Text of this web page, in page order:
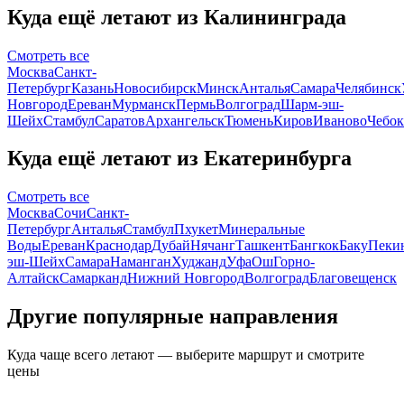
Куда ещё летают из Калининграда
Смотреть все
МоскваСанкт-
ПетербургКазаньНовосибирскМинскАнтальяСамараЧелябинск
НовгородЕреванМурманскПермьВолгоградШарм-эш-
ШейхСтамбулСаратовАрхангельскТюменьКировИваново
Куда ещё летают из Екатеринбурга
Смотреть все
МоскваСочиСанкт-
ПетербургАнтальяСтамбулПхукетМинеральные
ВодыЕреванКраснодарДубайНячангТашкентБангкокБаку
эш-ШейхСамараНаманганХуджандУфаОшГорно-
АлтайскСамаркандНижний НовгородВолгоградБлаговещенск
Другие популярные направления
Куда чаще всего летают — выберите маршрут и смотрите
цены